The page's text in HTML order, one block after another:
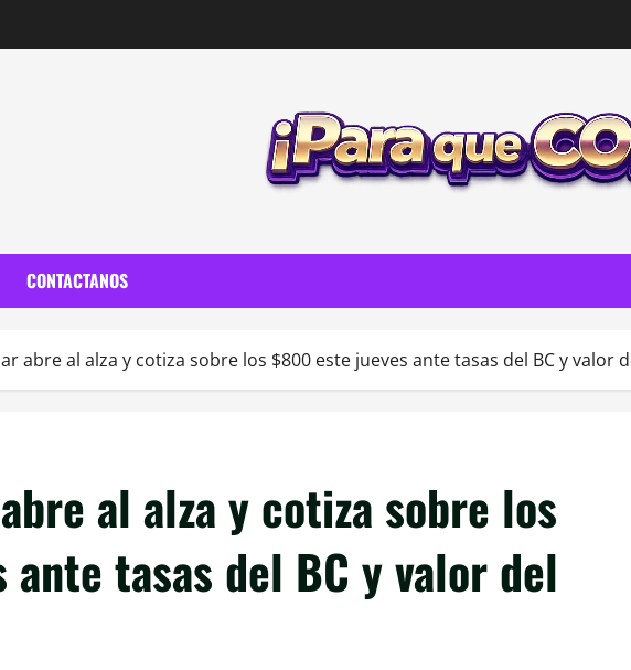
CONTACTANOS
abre al alza y cotiza sobre los $800 este jueves ante tasas del BC y valor
al alza y cotiza sobre los
tasas del BC y valor del